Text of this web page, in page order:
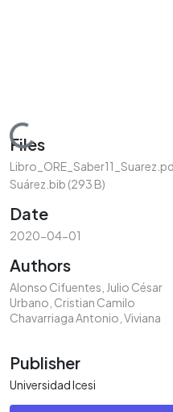
Loading...
Files
Suárez.bib (293 B)
Date
2020-04-01
Authors
Alonso Cifuentes, Julio César
Urbano, Cristian Camilo
Chavarriaga Antonio, Viviana
Publisher
Universidad Icesi